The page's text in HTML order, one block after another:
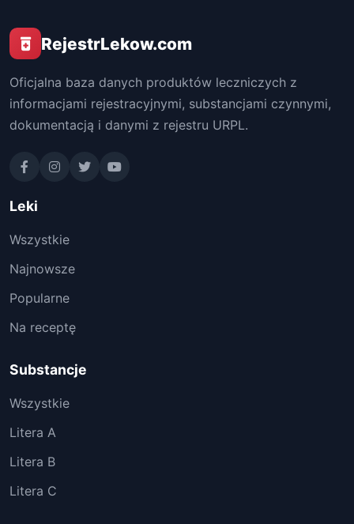
RejestrLekow.com
Oficjalna baza danych produktów leczniczych z
informacjami rejestracyjnymi, substancjami czynnymi,
dokumentacją i danymi z rejestru URPL.
Leki
Wszystkie
Najnowsze
Popularne
Na receptę
Substancje
Wszystkie
Litera A
Litera B
Litera C